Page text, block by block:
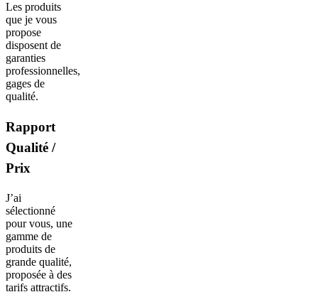
Les produits
que je vous
propose
disposent de
garanties
professionnelles,
gages de
qualité.
Rapport
Qualité /
Prix
J’ai
sélectionné
pour vous, une
gamme de
produits de
grande qualité,
proposée à des
tarifs attractifs.